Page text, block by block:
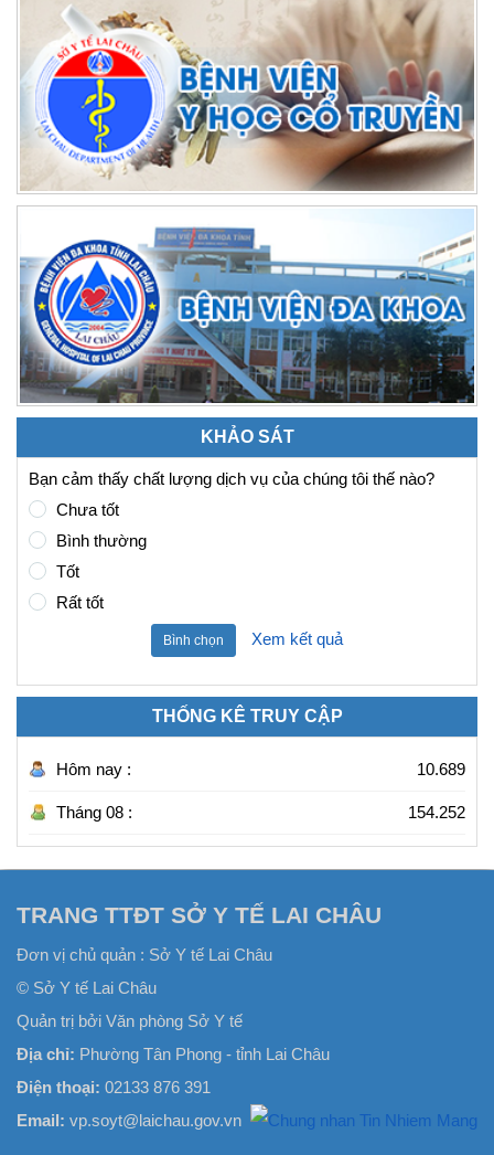
KHẢO SÁT
Bạn cảm thấy chất lượng dịch vụ của chúng tôi thế nào?
Chưa tốt
Bình thường
Tốt
Rất tốt
Bình chọn Xem kết quả
THỐNG KÊ TRUY CẬP
Hôm nay : 10.689
Tháng 08 : 154.252
TRANG TTĐT SỞ Y TẾ LAI CHÂU
Đơn vị chủ quản : Sở Y tế Lai Châu
© Sở Y tế Lai Châu
Quản trị bởi Văn phòng Sở Y tế
Địa chỉ: Phường Tân Phong - tỉnh Lai Châu
Điện thoại: 02133 876 391
Email: vp.soyt@laichau.gov.vn